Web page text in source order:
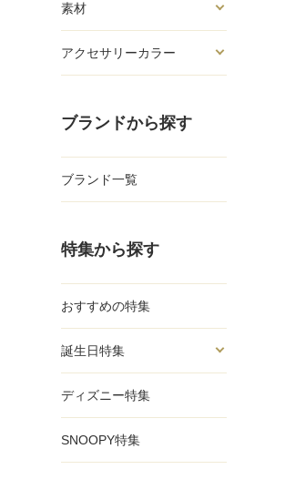
素材
アクセサリーカラー
ブランドから探す
ブランド一覧
特集から探す
おすすめの特集
誕生日特集
ディズニー特集
SNOOPY特集